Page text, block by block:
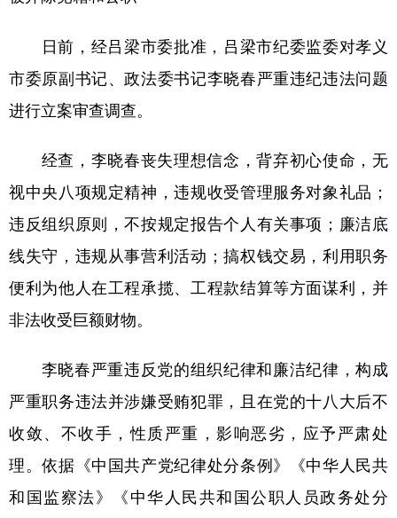
文化
访谈 视频 图片 政务
法律 中央文件 金融 汽车
食品 人居
学术中国 乡村振兴 银龄 溯源中国
城市 旅游 能源 会展
彩票 娱乐 时尚 悦读
公益 一带一路 亚太网 上市公司
地方频道
北京 天津 河北 山西
浙江 安徽 江西
日前，经吕梁市委批准，吕梁市纪委监委对孝义
市委原副书记、政法委书记李晓春严重违纪违法问题
进行立案审查调查。
经查，李晓春丧失理想信念，背弃初心使命，无
视中央八项规定精神，违规收受管理服务对象礼品；
违反组织原则，不按规定报告个人有关事项；廉洁底
线失守，违规从事营利活动；搞权钱交易，利用职务
便利为他人在工程承揽、工程款结算等方面谋利，并
非法收受巨额财物。
李晓春严重违反党的组织纪律和廉洁纪律，构成
严重职务违法并涉嫌受贿犯罪，且在党的十八大后不
收敛、不收手，性质严重，影响恶劣，应予严肃处
理。依据《中国共产党纪律处分条例》《中华人民共
和国监察法》《中华人民共和国公职人员政务处分